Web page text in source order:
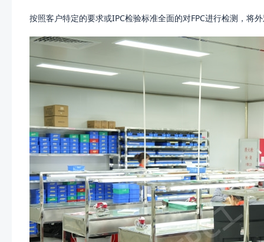
按照客户特定的要求或IPC检验标准全面的对FPC进行检测，将